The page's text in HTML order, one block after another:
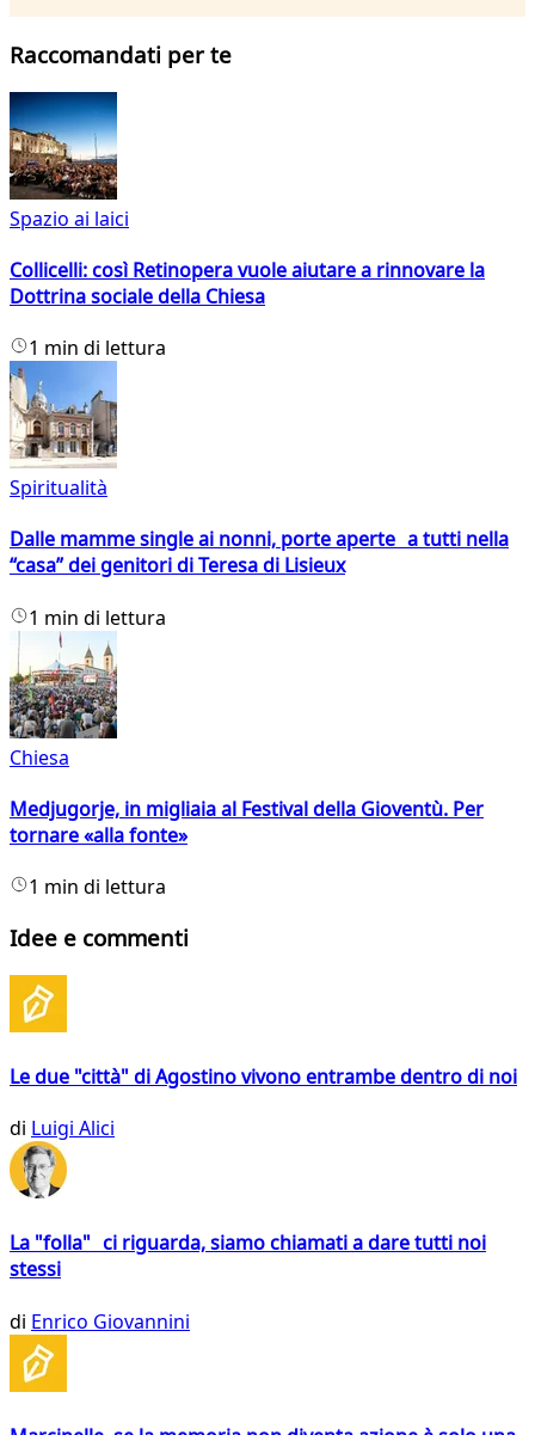
Raccomandati per te
Spazio ai laici
Collicelli: così Retinopera vuole aiutare a rinnovare la
Dottrina sociale della Chiesa
1 min di lettura
Spiritualità
Dalle mamme single ai nonni, porte aperte a tutti nella
“casa” dei genitori di Teresa di Lisieux
1 min di lettura
Chiesa
Medjugorje, in migliaia al Festival della Gioventù. Per
tornare «alla fonte»
1 min di lettura
Idee e commenti
Le due "città" di Agostino vivono entrambe dentro di noi
di Luigi Alici
La "folla" ci riguarda, siamo chiamati a dare tutti noi
stessi
di Enrico Giovannini